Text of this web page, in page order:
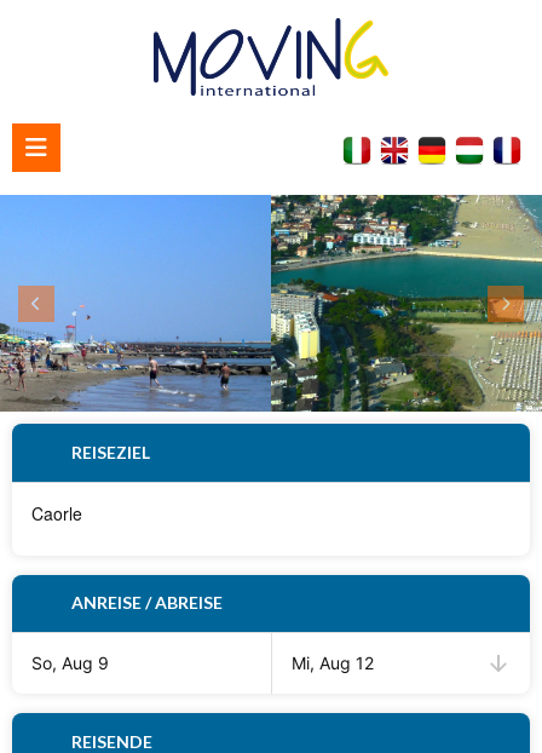
Home
Kontaktieren Sie uns
REISEZIEL
ANREISE / ABREISE
So, Aug 9 Mi, Aug 12
REISENDE